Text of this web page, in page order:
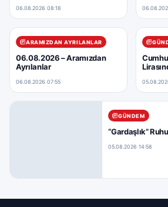
06.08.2026 08:18
ARAMIZDAN AYRILANLAR
06.08.2026 – Aramızdan
Ayrılanlar
06.08.2026 07:55
GÜNDEM
“Gardaşlık”
05.08.2026 14:58